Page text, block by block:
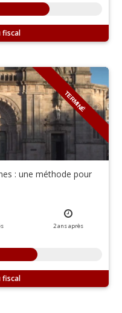
TERMINÉ
: une méthode pour
2ansaprès